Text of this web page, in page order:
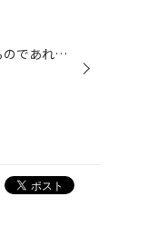
本日は、ｱﾙﾌｧｰﾄﾞにレグノGRVIIを取り付けました。 そしてレグノを履かれるのであれば、アライメント調整も必須です！！ 今回もバッチリ調整をしました！ タイヤ交換、アライメント調整のご用命は是非タイヤ館岡山西長瀬まで！！！